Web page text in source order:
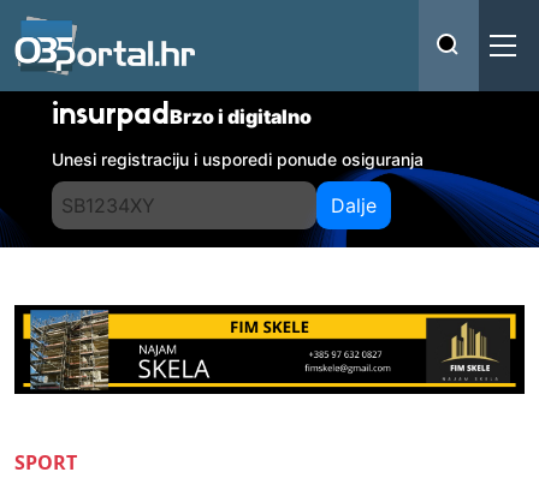
insurpadBrzo i digitalno
Unesi registraciju i usporedi ponude osiguranja
Dalje
SPORT